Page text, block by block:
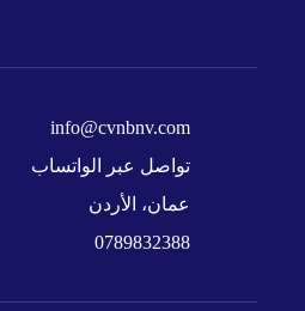
info@cvnbnv.com
تواصل عبر الواتساب
عمان، الأردن
0789832388